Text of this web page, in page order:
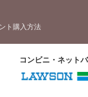
ト購入方法
コンビニ・ネット